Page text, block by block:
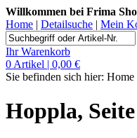
Willkommen bei Frima
Home | Detailsuche | Mein
Ihr Warenkorb
0 Artikel | 0,00 €
Sie befinden sich hier: Home
Hoppla,